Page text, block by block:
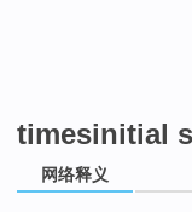
timesinitial
网络释义